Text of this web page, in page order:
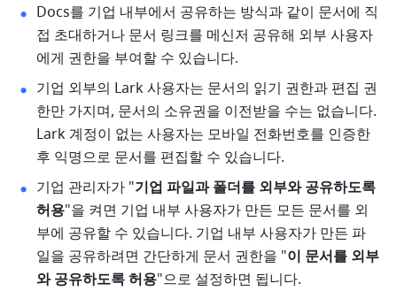
Docs를 기업 내부에서 공유하는 방식과 같이 문서에 직
접 초대하거나 문서 링크를 메신저 공유해 외부 사용자
에게 권한을 부여할 수 있습니다.
기업 외부의 Lark 사용자는 문서의 읽기 권한과 편집 권
한만 가지며, 문서의 소유권을 이전받을 수는 없습니다.
Lark 계정이 없는 사용자는 모바일 전화번호를 인증한
후 익명으로 문서를 편집할 수 있습니다.
기업 관리자가 "기업 파일과 폴더를 외부와 공유하도록
허용"을 켜면 기업 내부 사용자가 만든 모든 문서를 외
부에 공유할 수 있습니다. 기업 내부 사용자가 만든 파
일을 공유하려면 간단하게 문서 권한을 "이 문서를 외부
와 공유하도록 허용"으로 설정하면 됩니다.